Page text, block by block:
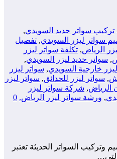
تركيب سواتر حديد السويدي,
سواتر ليزر السويدي, تفصيل
الرياض, تكلفة سواتر ليزر
, سواتر حديد ليزر السويدي,
خارجية السويدي, سواتر ليزر
, سواتر ليزر للحدائق, سواتر ليزر
الرياض, شركة سواتر ليزر
, ورشة سواتر ليزر الرياض. 0
وتركيب السواتر الحديثة تعتبر